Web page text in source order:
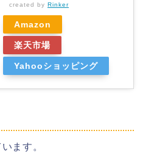
created by Rinker
Amazon
楽天市場
Yahooショッピング
ます。